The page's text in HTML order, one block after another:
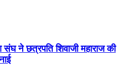
ने छत्रपति शिवाजी महाराज की